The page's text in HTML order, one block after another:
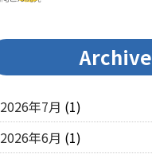
Archive
2026年7月 (1)
2026年6月 (1)